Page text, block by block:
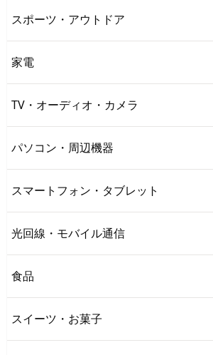
スポーツ・アウトドア
家電
TV・オーディオ・カメラ
パソコン・周辺機器
スマートフォン・タブレット
光回線・モバイル通信
食品
スイーツ・お菓子